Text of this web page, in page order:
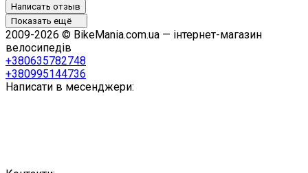
Написать отзыв
Показать ещё
2009-2026 © BikeMania.com.ua — інтернет-магазин
велосипедів
+380635782748
+380995144736
Написати в месенджери: